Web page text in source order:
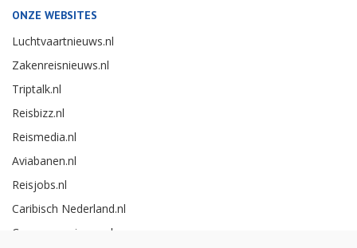
ONZE WEBSITES
Luchtvaartnieuws.nl
Zakenreisnieuws.nl
Triptalk.nl
Reisbizz.nl
Reismedia.nl
Aviabanen.nl
Reisjobs.nl
Caribisch Nederland.nl
Careerexperience.nl